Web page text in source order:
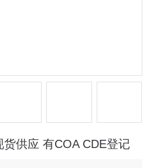
供应 有COA CDE登记